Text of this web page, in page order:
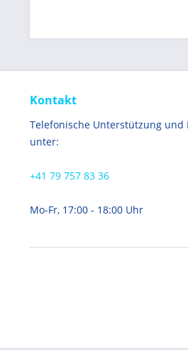
Kontakt
Telefonische Unterstützung und
unter:
+41 79 757 83 36
Mo-Fr, 17:00 - 18:00 Uhr